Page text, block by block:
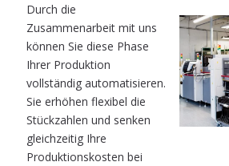
Durch die
Zusammenarbeit mit uns
können Sie diese Phase
Ihrer Produktion
vollständig automatisieren.
Sie erhöhen flexibel die
Stückzahlen und senken
gleichzeitig Ihre
Produktionskosten bei